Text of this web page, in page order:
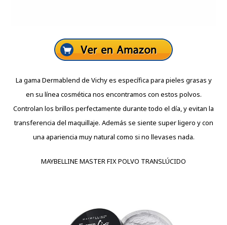
La gama Dermablend de Vichy es específica para pieles grasas y
en su línea cosmética nos encontramos con estos polvos.
Controlan los brillos perfectamente durante todo el día, y evitan la
transferencia del maquillaje. Además se siente super ligero y con
una apariencia muy natural como si no llevases nada.
MAYBELLINE MASTER FIX POLVO TRANSLÚCIDO